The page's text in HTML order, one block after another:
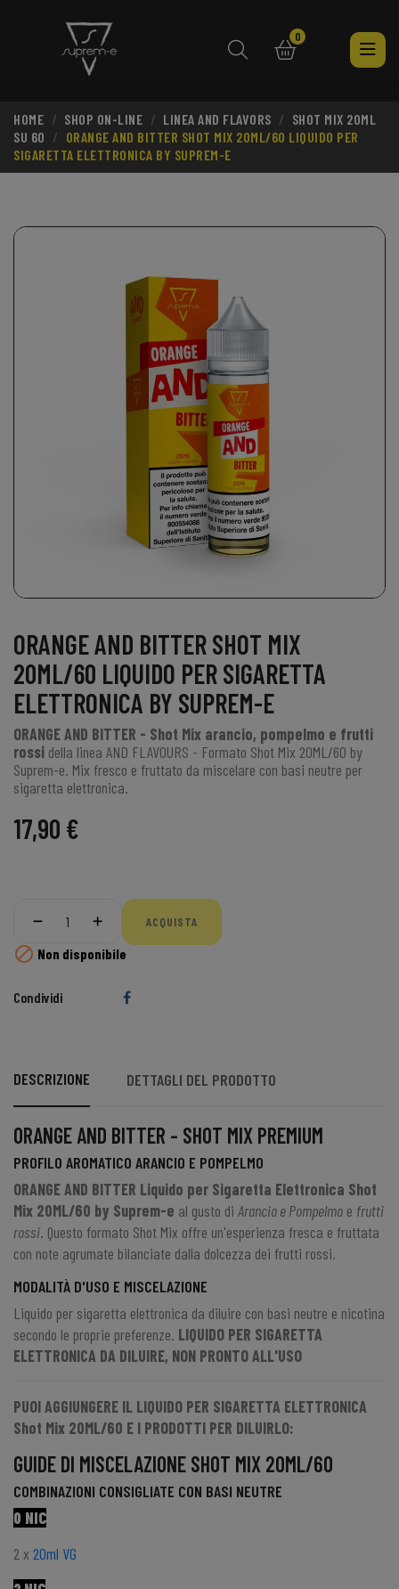
search
0
HOME SHOP ON-LINE LINEA AND FLAVORS
SHOT MIX 20ML
SU 60
ORANGE AND BITTER SHOT MIX 20ML/60 LIQUIDO PER
SIGARETTA ELETTRONICA BY SUPREM-E
ORANGE AND BITTER SHOT MIX
20ML/60 LIQUIDO PER SIGARETTA
ELETTRONICA BY SUPREM-E
ORANGE AND BITTER - Shot Mix arancio, pompelmo e frutti
rossi della linea AND FLAVOURS - Formato Shot Mix 20ML/60 by
Suprem-e. Mix fresco e fruttato da miscelare con basi neutre per
sigaretta elettronica.
17,90 €
ACQUISTA
 Non disponibile
Condividi
DESCRIZIONE DETTAGLI DEL PRODOTTO
ORANGE AND BITTER - SHOT MIX PREMIUM
PROFILO AROMATICO ARANCIO E POMPELMO
ORANGE AND BITTER Liquido per Sigaretta Elettronica Shot
Mix 20ML/60 by Suprem-e al gusto di Arancio e Pompelmo e frutti
rossi. Questo formato Shot Mix offre un'esperienza fresca e fruttata
con note agrumate bilanciate dalla dolcezza dei frutti rossi.
MODALITÀ D'USO E MISCELAZIONE
Liquido per sigaretta elettronica da diluire con basi neutre e nicotina
secondo le proprie preferenze. LIQUIDO PER SIGARETTA
ELETTRONICA DA DILUIRE, NON PRONTO ALL'USO
PUOI AGGIUNGERE IL LIQUIDO PER SIGARETTA ELETTRONICA
Shot Mix 20ML/60 E I PRODOTTI PER DILUIRLO:
GUIDE DI MISCELAZIONE SHOT MIX 20ML/60
COMBINAZIONI CONSIGLIATE CON BASI NEUTRE
0 NIC
2 x 20ml VG